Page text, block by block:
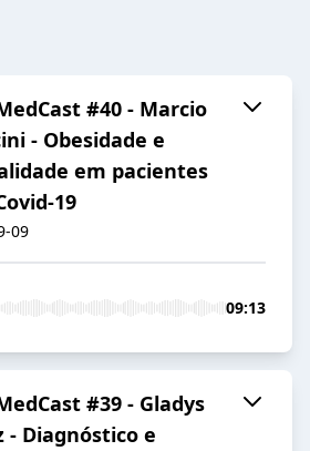
#40 - Marcio
- Obesidade e
em pacientes
19
09
09:13
#39 - Gladys
- Diagnóstico e